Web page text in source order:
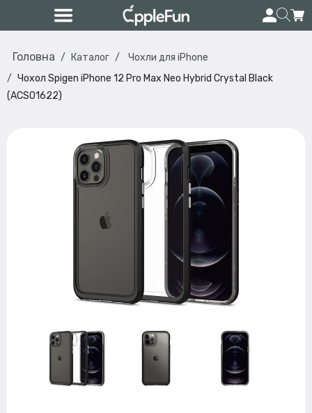
Головна Каталог
Чохли для iPhone
Чохол Spigen iPhone 12 Pro Max Neo Hybrid Crystal Black
(ACS01622)